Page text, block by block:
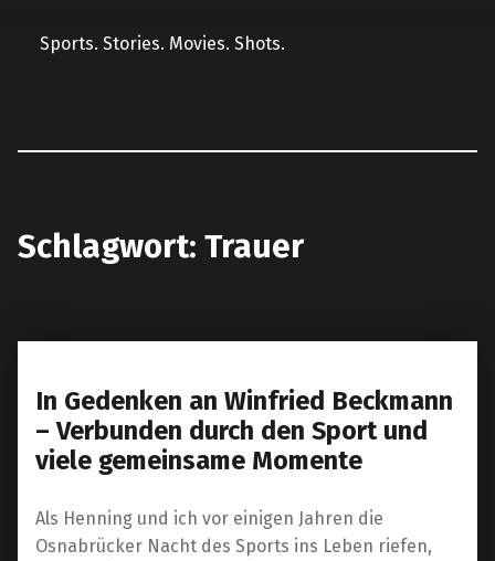
Sports. Stories. Movies. Shots.
Schlagwort: Trauer
In Gedenken an Winfried Beckmann
– Verbunden durch den Sport und
viele gemeinsame Momente
Als Henning und ich vor einigen Jahren die
Osnabrücker Nacht des Sports ins Leben riefen,